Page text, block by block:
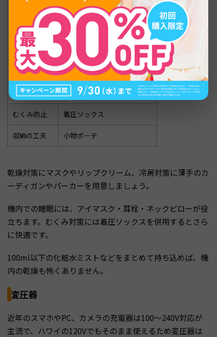
・保湿ミスト（100ml以下）
冷房対策
・薄手カーディガン
・パーカー
・ブランケット
快眠サポート
・アイマスク
・耳栓
・ネックピロー
むくみ防止 着圧ソックス
収納の工夫 小物ポーチ
乾燥対策にマスクやリップクリーム、冷房対策に薄手のカ
ーディガンやパーカーを用意しましょう。
機内での睡眠には、アイマスク・耳栓・ネックピローが役
立ちます。むくみ対策には着圧ソックスを併用するとさら
に快適です。
100ml以下の化粧水ミストなどをまとめて持ち込めば、機
内の乾燥も怖くありません。
変圧器
近年のスマホやPC、カメラの充電器は100〜240V対応が
主流で、ハワイの120Vでもそのまま使えるため変圧器は